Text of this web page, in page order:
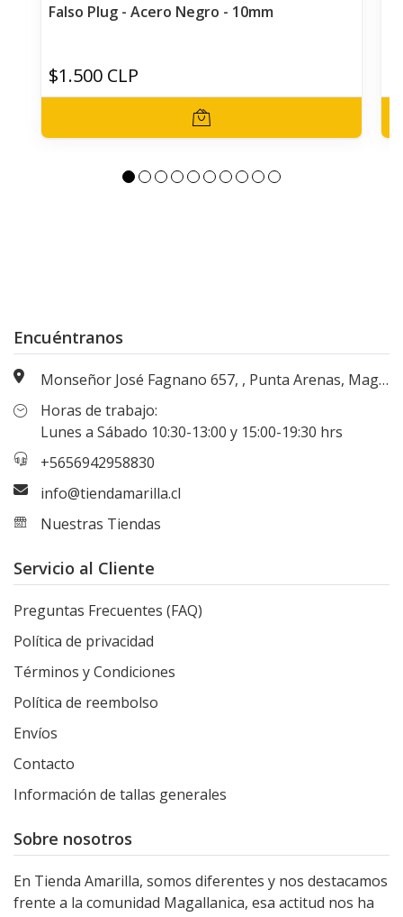
Falso Plug - Acero Negro - 10mm
$1.500 CLP
Encuéntranos
Monseñor José Fagnano 657, , Punta Arenas, Magallanes, Chile
Horas de trabajo:
Lunes a Sábado 10:30-13:00 y 15:00-19:30 hrs
+5656942958830
info@tiendamarilla.cl
Nuestras Tiendas
Servicio al Cliente
Preguntas Frecuentes (FAQ)
Política de privacidad
Términos y Condiciones
Política de reembolso
Envíos
Contacto
Información de tallas generales
Sobre nosotros
En Tienda Amarilla, somos diferentes y nos destacamos
frente a la comunidad Magallanica, esa actitud nos ha